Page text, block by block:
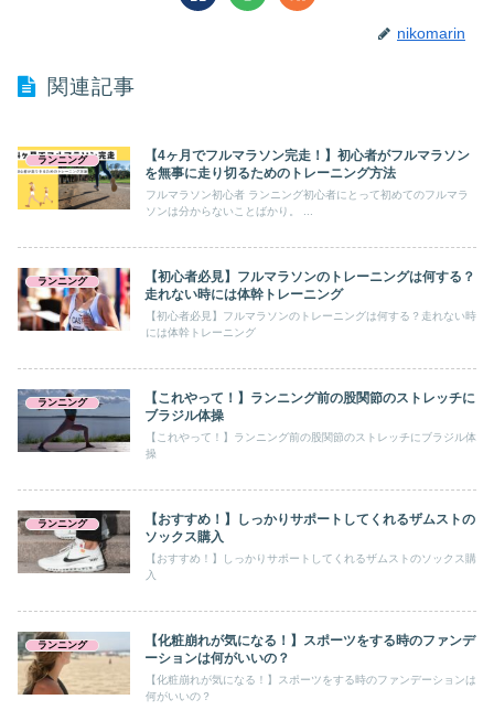
nikomarin
関連記事
ランニング
【4ヶ月でフルマラソン完走！】初心者がフルマラソン
を無事に走り切るためのトレーニング方法
フルマラソン初心者 ランニング初心者にとって初めてのフルマラ
ソンは分からないことばかり。 ...
ランニング
【初心者必見】フルマラソンのトレーニングは何する？
走れない時には体幹トレーニング
【初心者必見】フルマラソンのトレーニングは何する？走れない時
には体幹トレーニング
ランニング
【これやって！】ランニング前の股関節のストレッチに
ブラジル体操
【これやって！】ランニング前の股関節のストレッチにブラジル体
操
ランニング
【おすすめ！】しっかりサポートしてくれるザムストの
ソックス購入
【おすすめ！】しっかりサポートしてくれるザムストのソックス購
入
ランニング
【化粧崩れが気になる！】スポーツをする時のファンデ
ーションは何がいいの？
【化粧崩れが気になる！】スポーツをする時のファンデーションは
何がいいの？